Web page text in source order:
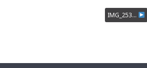
IMG_253…